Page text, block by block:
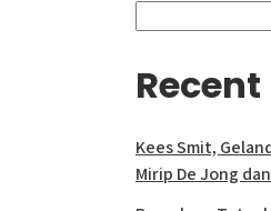
Kees Smit,
Mirip De Jong